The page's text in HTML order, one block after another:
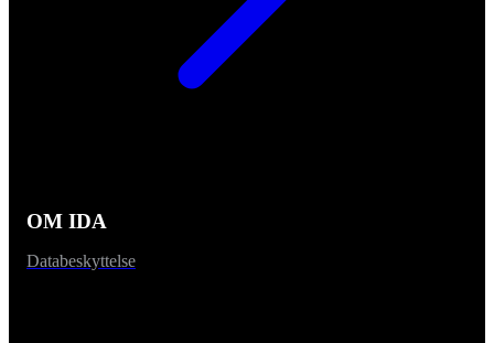
OM IDA
Databeskyttelse